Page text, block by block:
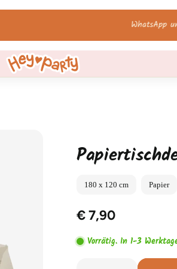
180 x 120 cm Papier
€ 7,90
Vorrätig. In 1-3